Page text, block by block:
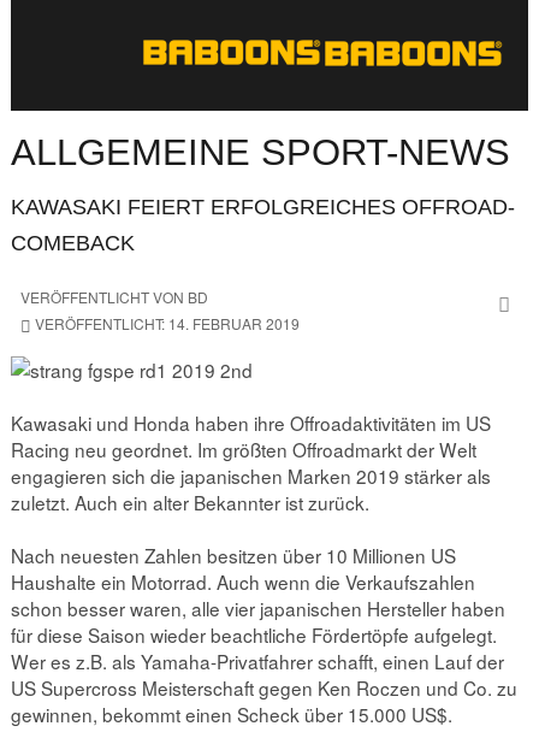
ALLGEMEINE SPORT-NEWS
KAWASAKI FEIERT ERFOLGREICHES OFFROAD-
COMEBACK
VERÖFFENTLICHT VON BD
VERÖFFENTLICHT: 14. FEBRUAR 2019
Kawasaki und Honda haben ihre Offroadaktivitäten im US
Racing neu geordnet. Im größten Offroadmarkt der Welt
engagieren sich die japanischen Marken 2019 stärker als
zuletzt. Auch ein alter Bekannter ist zurück.
Nach neuesten Zahlen besitzen über 10 Millionen US
Haushalte ein Motorrad. Auch wenn die Verkaufszahlen
schon besser waren, alle vier japanischen Hersteller haben
für diese Saison wieder beachtliche Fördertöpfe aufgelegt.
Wer es z.B. als Yamaha-Privatfahrer schafft, einen Lauf der
US Supercross Meisterschaft gegen Ken Roczen und Co. zu
gewinnen, bekommt einen Scheck über 15.000 US$.